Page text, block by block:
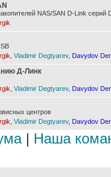
NAS/SAN D-Link серий
Vladimir Degtyarev, Davydov
Д-Линк
Vladimir Degtyarev, Davydov
центров
Vladimir Degtyarev, Davydov
| Наша